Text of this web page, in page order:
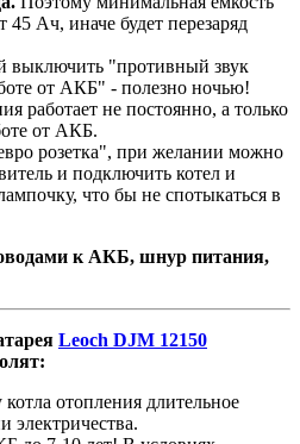
45 Ач, иначе будет перезаряд
выключить "противный звук
от АКБ" - полезно ночью!
работает не постоянно, а только
от АКБ.
розетка", при желании можно
и подключить котел и
что бы не спотыкаться в
к АКБ, шнур питания,
Leoch DJM 12150
отопления длительное
электричества.